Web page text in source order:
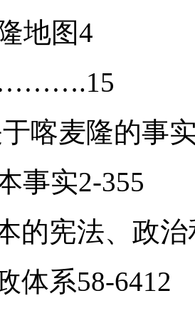
地图4
……….15
喀麦隆的事
事实2-355
的宪法、政
体系58-6412